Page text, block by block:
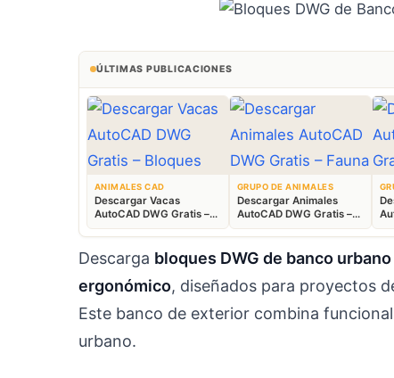
ÚLTIMAS PUBLICACIONES
ANIMALES CAD
Descargar Vacas
AutoCAD DWG Gratis –
Bloques Ganaderos 2D
GRUPO DE ANIMALES
Descargar Animales
AutoCAD DWG Gratis –
Fauna 2D CAD
Descarga bloques DWG de banco
ergonómico, diseñados para proyectos
Este banco de exterior combina
urbano.